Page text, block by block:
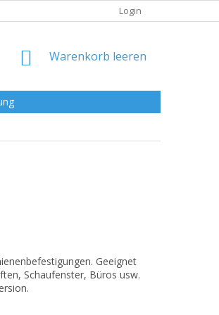
Login
WARENKORB
Warenkorb leeren
Geeignet
Schaufenster, Büros usw.